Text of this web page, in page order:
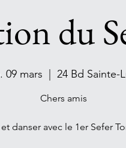
du
09 mars 24 Bd Sainte-
Chers amis
danser avec le 1er Sefer